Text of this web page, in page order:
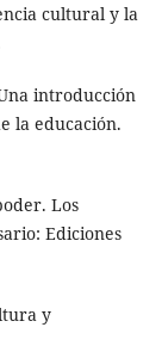
cultural y la
introducción
la educación.
Los
Ediciones
y